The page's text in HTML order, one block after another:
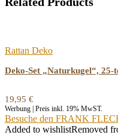
Rattan Deko
Deko-Set „Naturkugel“, 25-
19,95 €
Werbung | Preis inkl. 19% MwST.
Besuche den FRANK
Added to wishlistRemoved